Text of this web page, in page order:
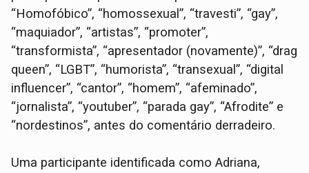
“Homofóbico”, “homossexual”, “travesti”, “gay”,
“maquiador”, “artistas”, “promoter”,
“transformista”, “apresentador (novamente)”, “drag
queen”, “LGBT”, “humorista”, “transexual”, “digital
influencer”, “cantor”, “homem”, “afeminado”,
“jornalista”, “youtuber”, “parada gay”, “Afrodite” e
“nordestinos”, antes do comentário derradeiro.
Uma participante identificada como Adriana,